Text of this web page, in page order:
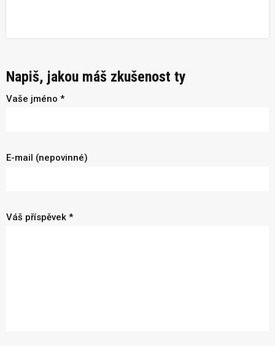
Napiš, jakou máš zkušenost ty
Vaše jméno *
E-mail (nepovinné)
Váš příspěvek *